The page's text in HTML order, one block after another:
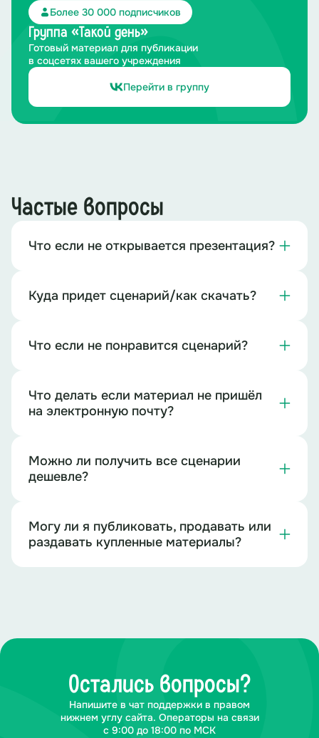
Более 30 000 подписчиков
Группа «Такой день»
Готовый материал для публикации
в соцсетях вашего учреждения
Перейти в группу
Частые вопросы
Что если не открывается презентация?
Куда придет сценарий/как скачать?
Что если не понравится сценарий?
Что делать если материал не пришёл
на электронную почту?
Можно ли получить все сценарии
дешевле?
Могу ли я публиковать, продавать или
раздавать купленные материалы?
Остались вопросы?
Напишите в чат поддержки в правом
нижнем углу сайта. Операторы на связи
с 9:00 до 18:00 по МСК